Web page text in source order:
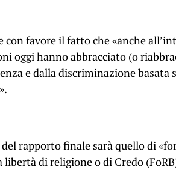
con favore il fatto che «anche
oggi hanno abbracciato (o
e dalla discriminazione
del rapporto finale sarà quello di
libertà di religione o di Credo